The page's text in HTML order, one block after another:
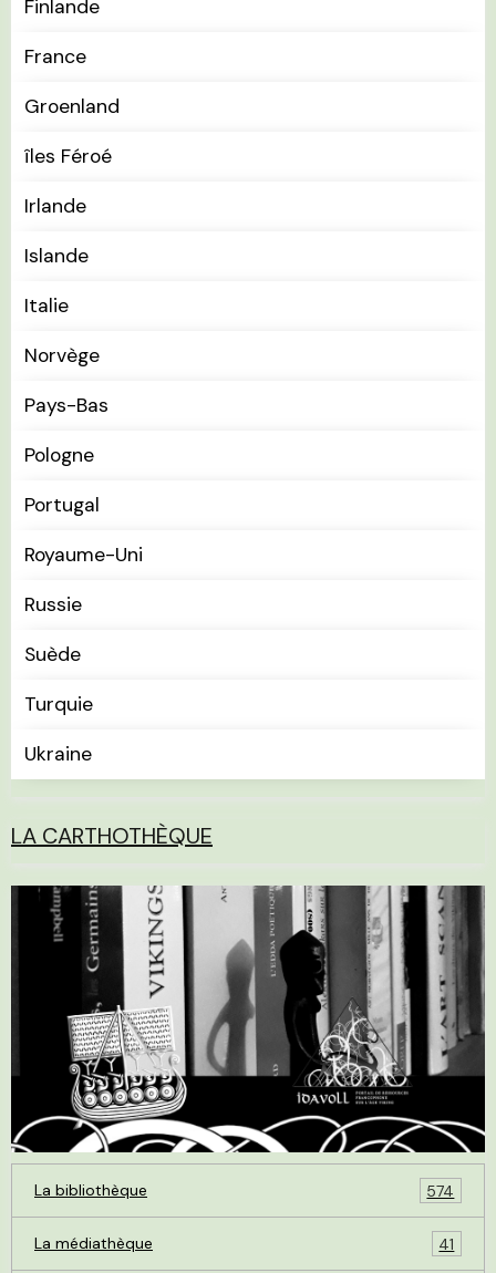
Finlande
France
Groenland
îles Féroé
Irlande
Islande
Italie
Norvège
Pays-Bas
Pologne
Portugal
Royaume-Uni
Russie
Suède
Turquie
Ukraine
LA CARTHOTHÈQUE
La bibliothèque 574
La médiathèque 41